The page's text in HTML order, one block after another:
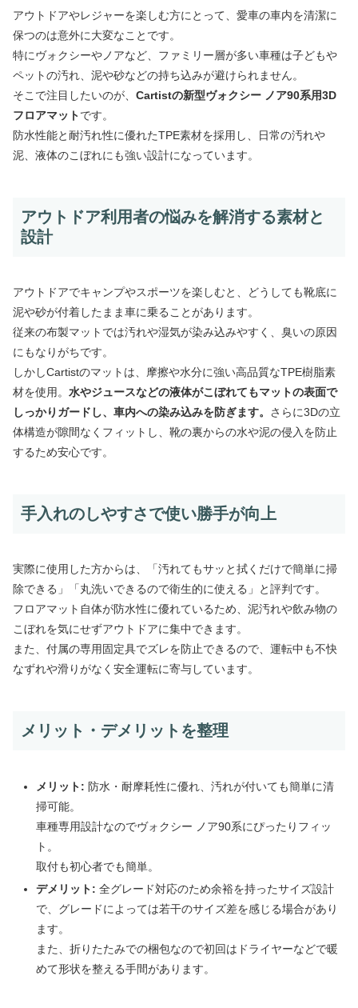
アウトドアやレジャーを楽しむ方にとって、愛車の車内を清潔に
保つのは意外に大変なことです。
特にヴォクシーやノアなど、ファミリー層が多い車種は子どもや
ペットの汚れ、泥や砂などの持ち込みが避けられません。
そこで注目したいのが、 Cartistの新型ヴォクシー ノア90系用3D
フロアマットです。
防水性能と耐汚れ性に優れたTPE素材を採用し、日常の汚れや
泥、液体のこぼれにも強い設計になっています。
アウトドア利用者の悩みを解消する素材と
設計
アウトドアでキャンプやスポーツを楽しむと、どうしても靴底に
泥や砂が付着したまま車に乗ることがあります。
従来の布製マットでは汚れや湿気が染み込みやすく、臭いの原因
にもなりがちです。
しかしCartistのマットは、摩擦や水分に強い高品質なTPE樹脂素
材を使用。 水やジュースなどの液体がこぼれてもマットの表面で
しっかりガードし、車内への染み込みを防ぎます。 さらに3Dの立
体構造が隙間なくフィットし、靴の裏からの水や泥の侵入を防止
するため安心です。
手入れのしやすさで使い勝手が向上
実際に使用した方からは、「汚れてもサッと拭くだけで簡単に掃
除できる」「丸洗いできるので衛生的に使える」と評判です。
フロアマット自体が防水性に優れているため、泥汚れや飲み物の
こぼれを気にせずアウトドアに集中できます。
また、付属の専用固定具でズレを防止できるので、運転中も不快
なずれや滑りがなく安全運転に寄与しています。
メリット・デメリットを整理
メリット: 防水・耐摩耗性に優れ、汚れが付いても簡単に清
掃可能。
車種専用設計なのでヴォクシー ノア90系にぴったりフィッ
ト。
取付も初心者でも簡単。
デメリット: 全グレード対応のため余裕を持ったサイズ設計
で、グレードによっては若干のサイズ差を感じる場合があり
ます。
また、折りたたみでの梱包なので初回はドライヤーなどで暖
めて形状を整える手間があります。